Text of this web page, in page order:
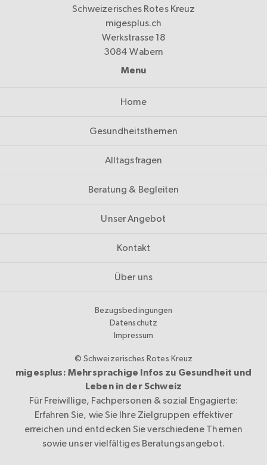
Schweizerisches Rotes Kreuz
migesplus.ch
Werkstrasse 18
3084 Wabern
Menu
Home
Gesundheitsthemen
Alltagsfragen
Beratung & Begleiten
Unser Angebot
Kontakt
Über uns
Bezugsbedingungen
Datenschutz
Impressum
© Schweizerisches Rotes Kreuz
migesplus: Mehrsprachige Infos zu Gesundheit und
Leben in der Schweiz
Für Freiwillige, Fachpersonen & sozial Engagierte:
Erfahren Sie, wie Sie Ihre Zielgruppen effektiver
erreichen und entdecken Sie verschiedene Themen
sowie unser vielfältiges Beratungsangebot.